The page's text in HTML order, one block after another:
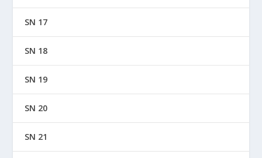
SN 17
SN 18
SN 19
SN 20
SN 21